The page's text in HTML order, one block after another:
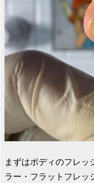
まずはボディのフレッ
ラー・フラットフレッ